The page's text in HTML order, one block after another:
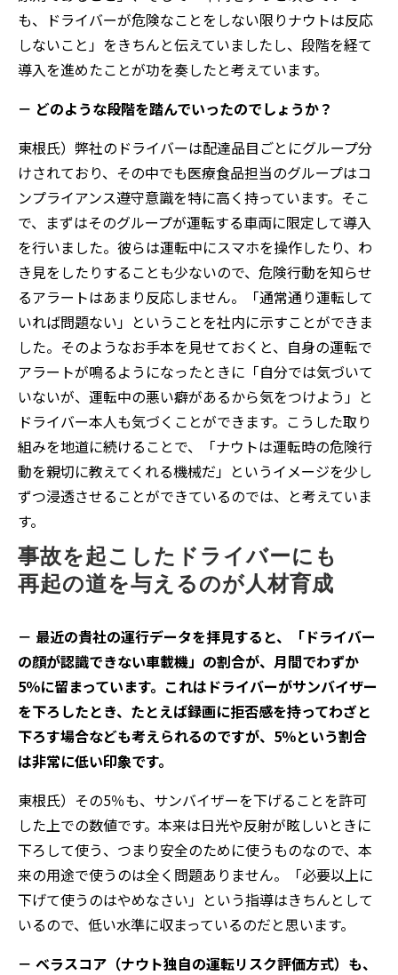
も、ドライバーが危険なことをしない限りナウトは反応
しないこと」をきちんと伝えていましたし、段階を経て
導入を進めたことが功を奏したと考えています。
－ どのような段階を踏んでいったのでしょうか？
東根氏）弊社のドライバーは配達品目ごとにグループ分
けされており、その中でも医療食品担当のグループはコ
ンプライアンス遵守意識を特に高く持っています。そこ
で、まずはそのグループが運転する車両に限定して導入
を行いました。彼らは運転中にスマホを操作したり、わ
き見をしたりすることも少ないので、危険行動を知らせ
るアラートはあまり反応しません。「通常通り運転して
いれば問題ない」ということを社内に示すことができま
した。そのようなお手本を見せておくと、自身の運転で
アラートが鳴るようになったときに「自分では気づいて
いないが、運転中の悪い癖があるから気をつけよう」と
ドライバー本人も気づくことができます。こうした取り
組みを地道に続けることで、「ナウトは運転時の危険行
動を親切に教えてくれる機械だ」というイメージを少し
ずつ浸透させることができているのでは、と考えていま
す。
事故を起こしたドライバーにも
再起の道を与えるのが人材育成
－ 最近の貴社の運行データを拝見すると、「ドライバー
の顔が認識できない車載機」の割合が、月間でわずか
5％に留まっています。これはドライバーがサンバイザー
を下ろしたとき、たとえば録画に拒否感を持ってわざと
下ろす場合なども考えられるのですが、5％という割合
は非常に低い印象です。
東根氏）その5％も、サンバイザーを下げることを許可
した上での数値です。本来は日光や反射が眩しいときに
下ろして使う、つまり安全のために使うものなので、本
来の用途で使うのは全く問題ありません。「必要以上に
下げて使うのはやめなさい」という指導はきちんとして
いるので、低い水準に収まっているのだと思います。
－ ベラスコア（ナウト独自の運転リスク評価方式）も、